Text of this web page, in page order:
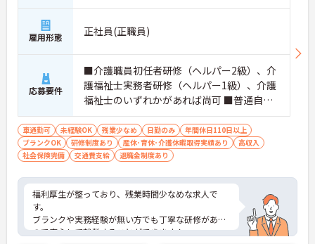
雇用形態 正社員(正職員)
応募要件
■介護職員初任者研修（ヘルパー2級）、介
護福祉士実務者研修（ヘルパー1級）、介護
福祉士のいずれかがあれば尚可 ■普通自動
車運転免許（AT車限定可） ※未経験相談可
車通勤可 未経験OK 残業少なめ 日勤のみ
年間休日110日以上
ブランクOK
研修制度あり 産休･育休･介護休暇取得実績あり
高収入
社会保険完備
交通費支給 退職金制度あり
福利厚生が整っており、残業時間少なめな求人で
す。
ブランクや実務経験が無い方でも丁寧な研修がある
ので安心して就業することができます！